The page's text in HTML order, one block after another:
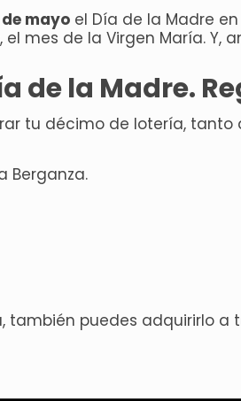
mayo el Día de la Madre
mes de la Virgen María.
de la Madre.
tu décimo de lotería, tanto
Berganza.
puedes adquirirlo a